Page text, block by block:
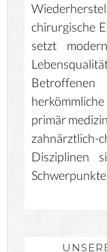
chirurgische
setzt
herkömmliche
primär
Disziplinen